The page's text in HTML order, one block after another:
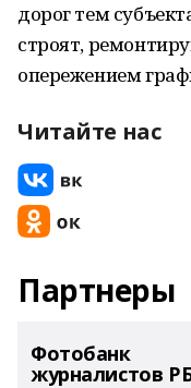
дорог тем
строят,
опережением
Читайте нас
Партнеры
Фотобанк
журналистов